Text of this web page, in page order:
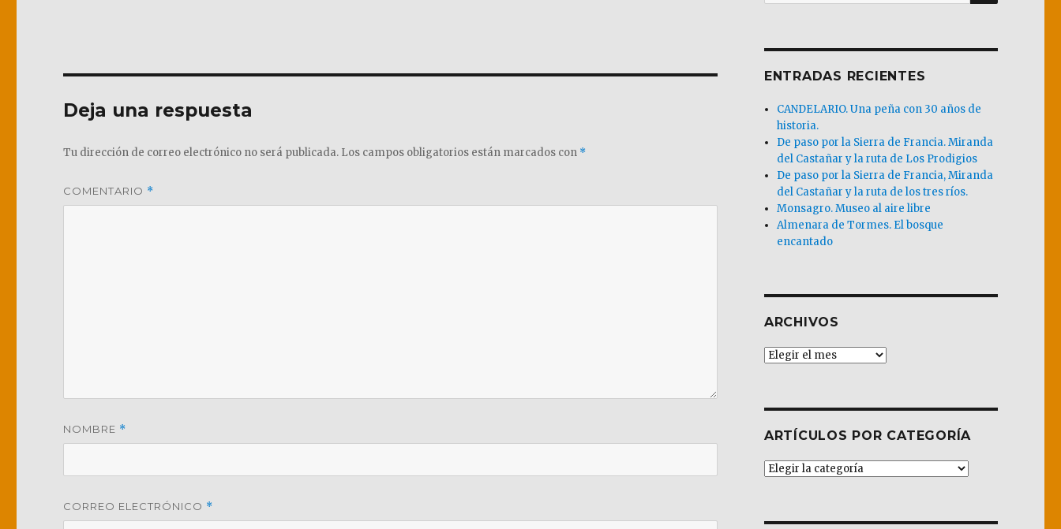
Deja una respuesta
Tu dirección de correo electrónico no será publicada. Los campos obligatorios están marcados con *
COMENTARIO *
NOMBRE *
CORREO ELECTRÓNICO *
ENTRADAS RECIENTES
CANDELARIO. Una peña con 30 años de
historia.
De paso por la Sierra de Francia. Miranda
del Castañar y la ruta de Los Prodigios
De paso por la Sierra de Francia, Miranda
del Castañar y la ruta de los tres ríos.
Monsagro. Museo al aire libre
Almenara de Tormes. El bosque
encantado
ARCHIVOS
Archivos
ARTÍCULOS POR CATEGORÍA
Artículos